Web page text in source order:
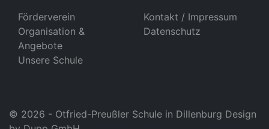
Förderverein
Organisation &
Angebote
Unsere Schule
Kontakt / Impressum
Datenschutz
© 2026 - Otfried-Preußler Schule in Dillenburg Design